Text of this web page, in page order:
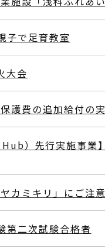
子で足育教室
大会
護費の追加給付の
）先行実施事業
カミキリ」にご注
第二次試験合格者